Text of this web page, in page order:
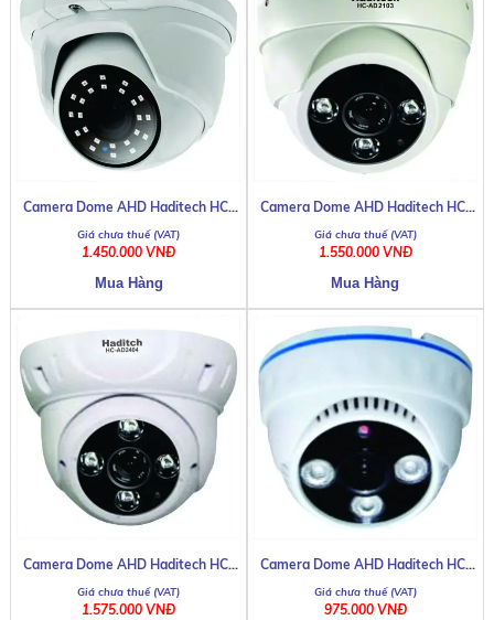
DHN AV-813W
Camera Dome AHD Haditech HC-
AD2024
1.450.000 VNĐ
Camera Dome AHD Haditech HC-
AD2103
1.550.000 VNĐ
Camera Dome AHD Haditech HC-
AD2404
1.575.000 VNĐ
Camera Dome AHD Haditech HC-
AD7303
975.000 VNĐ